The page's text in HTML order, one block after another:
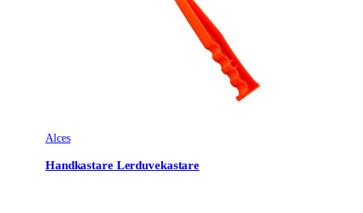
Alces
Handkastare Lerduvekastare